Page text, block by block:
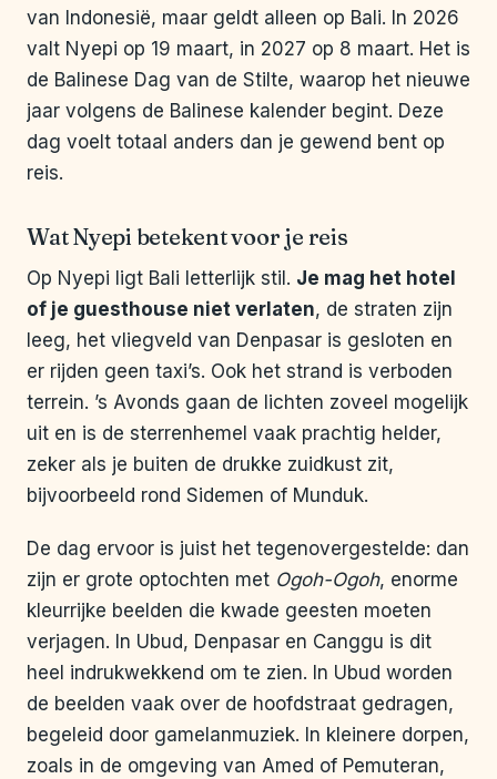
van Indonesië, maar geldt alleen op Bali. In 2026
valt Nyepi op 19 maart, in 2027 op 8 maart. Het is
de Balinese Dag van de Stilte, waarop het nieuwe
jaar volgens de Balinese kalender begint. Deze
dag voelt totaal anders dan je gewend bent op
reis.
Wat Nyepi betekent voor je reis
Op Nyepi ligt Bali letterlijk stil. Je mag het hotel
of je guesthouse niet verlaten, de straten zijn
leeg, het vliegveld van Denpasar is gesloten en
er rijden geen taxi’s. Ook het strand is verboden
terrein. ’s Avonds gaan de lichten zoveel mogelijk
uit en is de sterrenhemel vaak prachtig helder,
zeker als je buiten de drukke zuidkust zit,
bijvoorbeeld rond Sidemen of Munduk.
De dag ervoor is juist het tegenovergestelde: dan
zijn er grote optochten met Ogoh-Ogoh, enorme
kleurrijke beelden die kwade geesten moeten
verjagen. In Ubud, Denpasar en Canggu is dit
heel indrukwekkend om te zien. In Ubud worden
de beelden vaak over de hoofdstraat gedragen,
begeleid door gamelanmuziek. In kleinere dorpen,
zoals in de omgeving van Amed of Pemuteran,